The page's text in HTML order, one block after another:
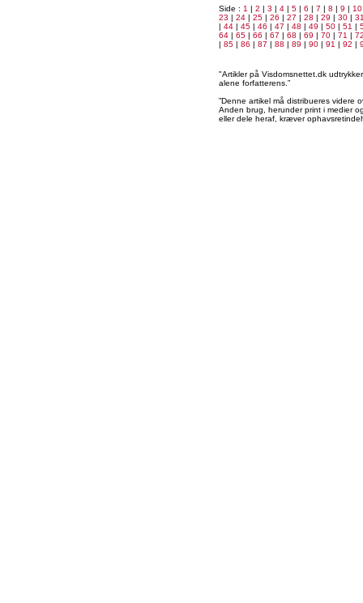
Side : 1 | 2 | 3 | 4 | 5 | 6 | 7 | 8 | 9 | 10
23 | 24 | 25 | 26 | 27 | 28 | 29 | 30 |
| 44 | 45 | 46 | 47 | 48 | 49 | 50 | 51 |
64 | 65 | 66 | 67 | 68 | 69 | 70 | 71 |
| 85 | 86 | 87 | 88 | 89 | 90 | 91 | 92 |
"Artikler på Visdomsnettet.dk
alene forfatterens.”
”Denne artikel må distribueres videre
Anden brug, herunder print i medier
eller dele heraf, kræver